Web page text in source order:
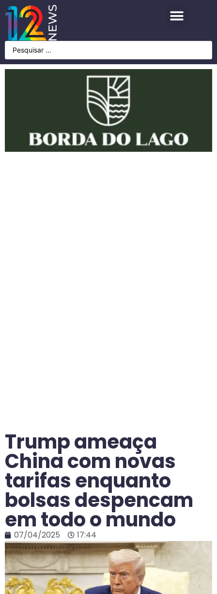
Trump ameaça
China com novas
tarifas enquanto
bolsas despencam
em todo o mundo
07/04/2025 17:44